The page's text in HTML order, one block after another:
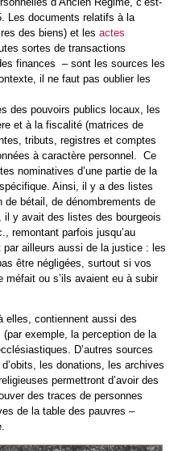
Les documents relatifs à la
des biens) et les actes
sortes de transactions
finances – sont les sources les
il ne faut pas oublier les
des pouvoirs publics locaux, les
et à la fiscalité (matrices de
tributs, registres et comptes
à caractère personnel. Ce
nominatives d’une partie de la
Ainsi, il y a des listes
bétail, de dénombrements de
il y avait des listes des bourgeois
remontant parfois jusqu’au
par ailleurs aussi de la justice : les
être négligées, surtout si vos
méfait ou s’ils avaient eu à subir
elles, contiennent aussi des
exemple, la perception de la
D’autres sources
les donations, les archives
permettront d’avoir des
des traces de personnes
de la table des pauvres –